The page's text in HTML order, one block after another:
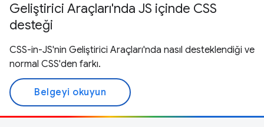
Geliştirici Araçları'nda JS içinde CSS
desteği
CSS-in-JS'nin Geliştirici Araçları'nda nasıl desteklendiği ve
normal CSS'den farkı.
Belgeyi okuyun